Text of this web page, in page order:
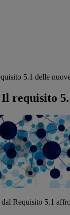
5.1 delle
requisito
dal Requisito 5.1